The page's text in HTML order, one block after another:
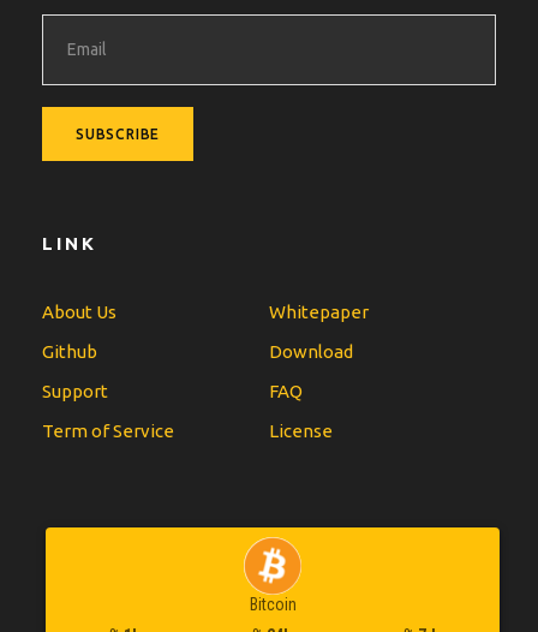
LINK
About Us
Whitepaper
Github
Download
Support
FAQ
Term of Service
License
Bitcoin